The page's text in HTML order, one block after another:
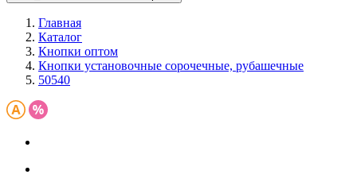
Главная
Каталог
Кнопки оптом
Кнопки установочные сорочечные, рубашечные
50540